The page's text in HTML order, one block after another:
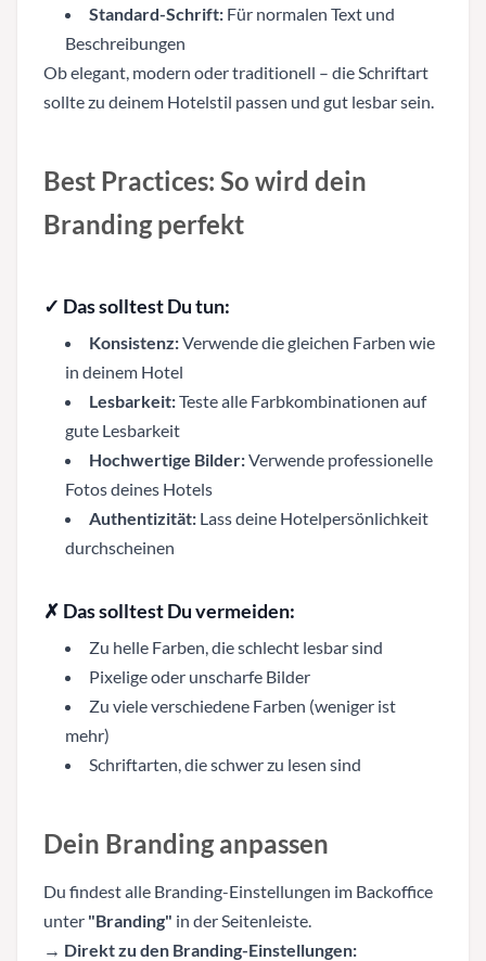
Standard-Schrift: Für normalen Text und
Beschreibungen
Ob elegant, modern oder traditionell – die Schriftart
sollte zu deinem Hotelstil passen und gut lesbar sein.
Best Practices: So wird dein
Branding perfekt
✓ Das solltest Du tun:
Konsistenz:Verwende die gleichen Farben wie
in deinem Hotel
Lesbarkeit:Teste alle Farbkombinationen auf
gute Lesbarkeit
Hochwertige Bilder:Verwende professionelle
Fotos deines Hotels
Authentizität: Lass deine Hotelpersönlichkeit
durchscheinen
✗ Das solltest Du vermeiden:
Zu helle Farben, die schlecht lesbar sind
Pixelige oder unscharfe Bilder
Zu viele verschiedene Farben (weniger ist
mehr)
Schriftarten, die schwer zu lesen sind
Dein Branding anpassen
Du findest alle Branding-Einstellungen im Backoffice
unter "Branding" in der Seitenleiste.
→ Direkt zu den Branding-Einstellungen: